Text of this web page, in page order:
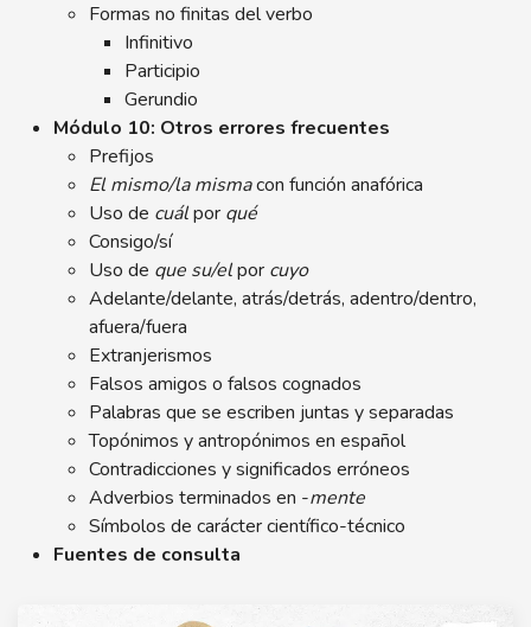
Formas no finitas del verbo
Infinitivo
Participio
Gerundio
Módulo 10: Otros errores frecuentes
Prefijos
El mismo/la mismacon función anafórica
Uso de cuálpor qué
Consigo/sí
Uso de que su/elpor cuyo
Adelante/delante, atrás/detrás, adentro/dentro,
afuera/fuera
Extranjerismos
Falsos amigos o falsos cognados
Palabras que se escriben juntas y separadas
Topónimos y antropónimos en español
Contradicciones y significados erróneos
Adverbios terminados en -mente
Símbolos de carácter científico-técnico
Fuentes de consulta